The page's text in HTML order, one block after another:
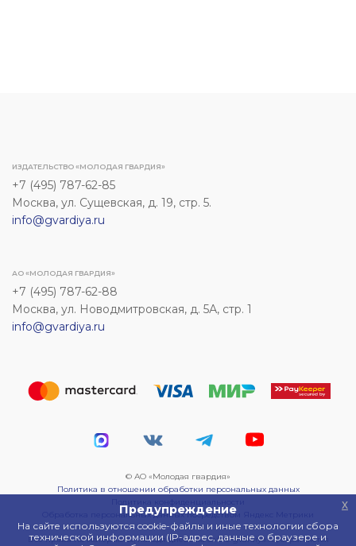
ИЗДАТЕЛЬСТВО «МОЛОДАЯ ГВАРДИЯ»
+7 (495) 787-62-85
Москва, ул. Сущевская, д. 19, стр. 5.
info@gvardiya.ru
АО «МОЛОДАЯ ГВАРДИЯ»
+7 (495) 787-62-88
Москва, ул. Новодмитровская, д. 5А, стр. 1
info@gvardiya.ru
© АО «Молодая гвардия»
Политика в отношении обработки персональных данных
Обработка персональных данных посредством Яндекс Метрики
Все права на материалы, находящиеся на сайте gvardiya.ru, охраняются
Предупреждение
На сайте используются cookie-файлы и иные технологии сбора
технической информации (IP-адрес, данные о браузере и
x